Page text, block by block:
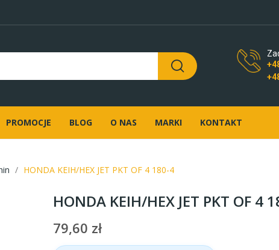
PROMOCJE BLOG O NAS MARKI KONTAKT
HONDA KEIH/HEX JET PKT OF 4 180-4
HONDA KEIH/HEX JET PKT OF 4
79,60 zł